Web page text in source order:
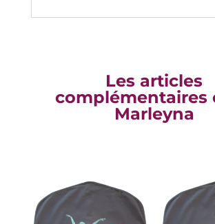
Les articles
complémentaires
Marleyna